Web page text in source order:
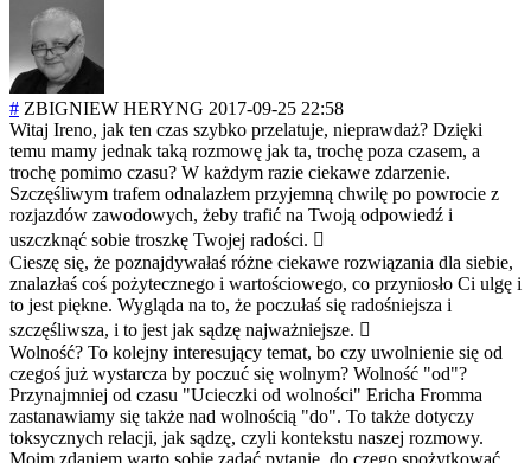
# ZBIGNIEW HERYNG 2017-09-25 22:58
Witaj Ireno, jak ten czas szybko przelatuje, nieprawdaż? Dzięki
temu mamy jednak taką rozmowę jak ta, trochę poza czasem, a
trochę pomimo czasu? W każdym razie ciekawe zdarzenie.
Szczęśliwym trafem odnalazłem przyjemną chwilę po powrocie z
rozjazdów zawodowych, żeby trafić na Twoją odpowiedź i
uszczknąć sobie troszkę Twojej radości. 
Cieszę się, że poznajdywałaś różne ciekawe rozwiązania dla siebie,
znalazłaś coś pożytecznego i wartościowego, co przyniosło Ci ulgę i
to jest piękne. Wygląda na to, że poczułaś się radośniejsza i
szczęśliwsza, i to jest jak sądzę najważniejsze. 
Wolność? To kolejny interesujący temat, bo czy uwolnienie się od
czegoś już wystarcza by poczuć się wolnym? Wolność "od"?
Przynajmniej od czasu "Ucieczki od wolności" Ericha Fromma
zastanawiamy się także nad wolnością "do". To także dotyczy
toksycznych relacji, jak sądzę, czyli kontekstu naszej rozmowy.